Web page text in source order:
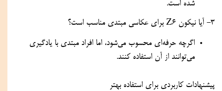
شده است.
3- آیا نیکون Z6 برای عکاسی مبتدی مناسب است؟
اگرچه حرفه‌ای محسوب می‌شود، اما افراد مبتدی با یادگیری
می‌توانند از آن استفاده کنند.
پیشنهادات کاربردی برای استفاده بهتر